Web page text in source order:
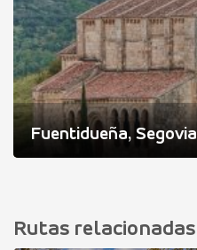
Fuentidueña, Segovia
Rutas relacionadas